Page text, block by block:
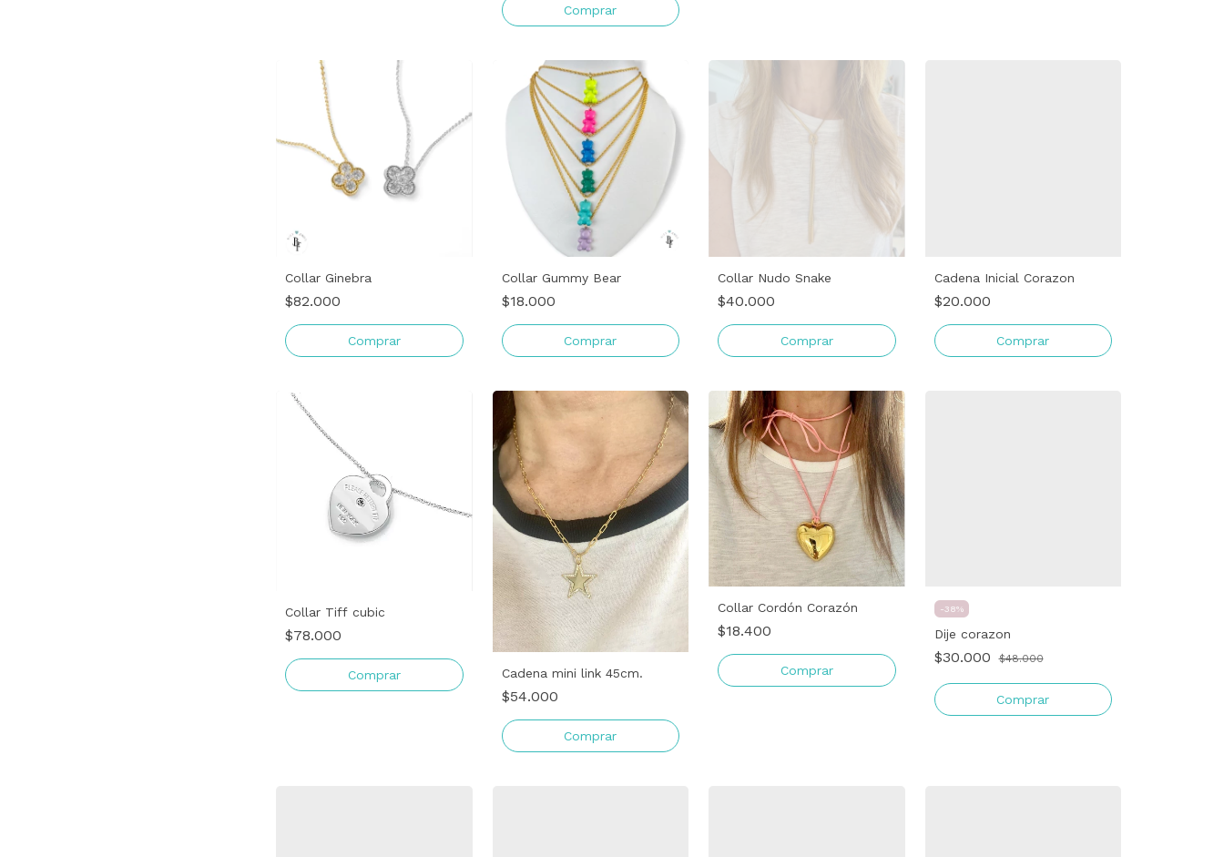
Comprar
Collar Ginebra
$82.000
Comprar
Collar Gummy Bear
$18.000
Comprar
Collar Nudo Snake
$40.000
Comprar
Cadena Inicial Corazon
$20.000
Comprar
Collar Tiff cubic
$78.000
Cadena mini link 45cm.
$54.000
Comprar
Collar Cordón Corazón
$18.400
Comprar
-38%
Dije corazon
$30.000 $48.000
Comprar